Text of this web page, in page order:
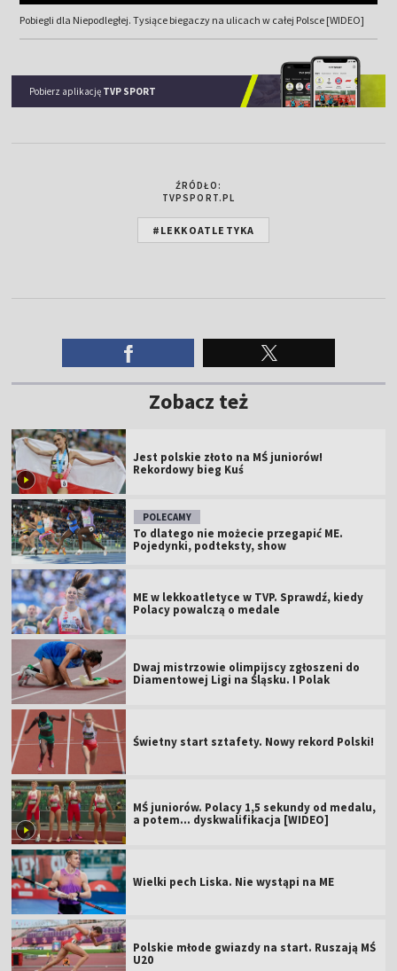
Pobiegli dla Niepodległej. Tysiące biegaczy na ulicach w całej Polsce [WIDEO]
Pobierz aplikację TVP SPORT
ŹRÓDŁO:
TVPSPORT.PL
#LEKKOATLETYKA
Zobacz też
Jest polskie złoto na MŚ juniorów!
Rekordowy bieg Kuś
POLECAMY
To dlatego nie możecie przegapić ME.
Pojedynki, podteksty, show
ME w lekkoatletyce w TVP. Sprawdź, kiedy
Polacy powalczą o medale
Dwaj mistrzowie olimpijscy zgłoszeni do
Diamentowej Ligi na Śląsku. I Polak
Świetny start sztafety. Nowy rekord Polski!
MŚ juniorów. Polacy 1,5 sekundy od medalu,
a potem... dyskwalifikacja [WIDEO]
Wielki pech Liska. Nie wystąpi na ME
Polskie młode gwiazdy na start. Ruszają MŚ
U20